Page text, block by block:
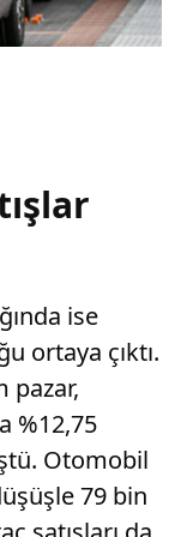
ise
ortaya çıktı.
pazar,
%12,75
Otomobil
79 bin